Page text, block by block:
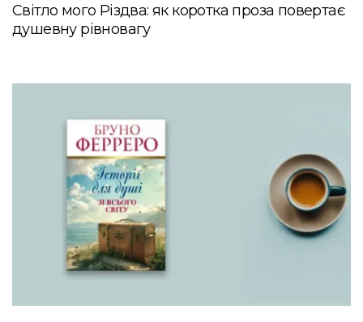
Світло мого Різдва: як коротка проза повертає
душевну рівновагу